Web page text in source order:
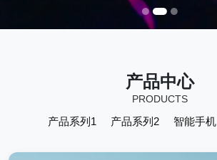
产品中心
PRODUCTS
产品系列1 产品系列2 智能手机